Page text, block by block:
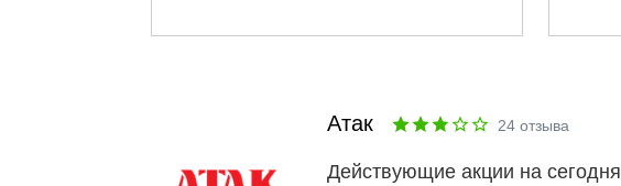
Атак 24отзыва
Действующие акции на сегодня